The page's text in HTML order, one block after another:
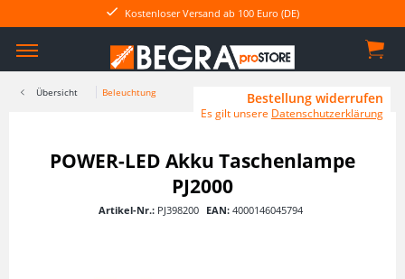
Kostenloser Versand ab 100 Euro (DE)
Übersicht Beleuchtung
POWER-LED Akku Taschenlampe
PJ2000
Artikel-Nr.: PJ398200 EAN: 4000146045794
Bestellung widerrufen
Es gilt unsere Datenschutzerklärung